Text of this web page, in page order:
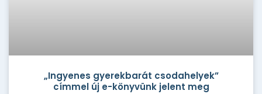
„Ingyenes gyerekbarát csodahelyek”
címmel új e-könyvünk jelent meg